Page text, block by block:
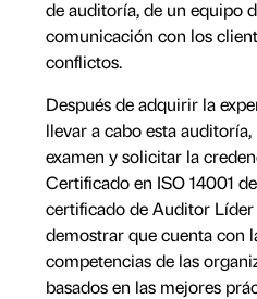
de auditoría, de un equipo
comunicación con los
conflictos.
Después de adquirir la
llevar a cabo esta
examen y solicitar la
Certificado en ISO 14001
certificado de Auditor
demostrar que cuenta con
competencias de las
basados en las mejores